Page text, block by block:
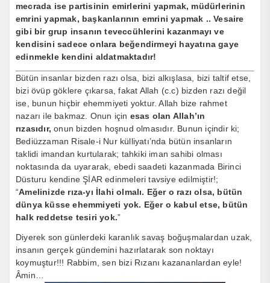
mecrada ise partisinin emirlerini yapmak, müdürlerinin
emrini yapmak, başkanlarının emrini yapmak .. Vesaire
gibi bir grup insanın teveccühlerini kazanmayı ve
kendisini sadece onlara beğendirmeyi hayatına gaye
edinmekle kendini aldatmaktadır!
Bütün insanlar bizden razı olsa, bizi alkışlasa, bizi taltif etse,
bizi övüp göklere çıkarsa, fakat Allah (c.c) bizden razı değil
ise, bunun hiçbir ehemmiyeti yoktur. Allah bize rahmet
nazarı ile bakmaz. Onun için esas olan Allah’ın
rızasıdır, onun bizden hoşnud olmasıdır. Bunun içindir ki;
Bediüzzaman Risale-i Nur külliyatı’nda bütün insanların
taklidi imandan kurtularak; tahkiki iman sahibi olması
noktasında da uyararak, ebedi saadeti kazanmada Birinci
Düsturu kendine ŞİAR edinmeleri tavsiye edilmiştir!;
“Amelinizde rıza-yı İlahi olmalı. Eğer o razı olsa, bütün
dünya küsse ehemmiyeti yok. Eğer o kabul etse, bütün
halk reddetse tesiri yok.”
Diyerek son günlerdeki karanlık savaş boğuşmalardan uzak,
insanın gerçek gündemini hazırlatarak son noktayı
koymuştur!!! Rabbim, sen bizi Rızanı kazananlardan eyle!
Âmin…